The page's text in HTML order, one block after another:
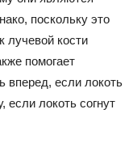
поскольку это
лучевой кости
помогает
вперед, если локоть
если локоть согнут